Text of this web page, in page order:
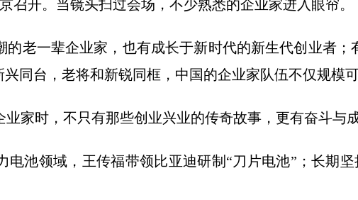
开。当镜头扫过会场，不少熟悉的企业家进入眼帘。
一辈企业家，也有成长于新时代的新生代创业者；
同台，老将和新锐同框，中国的企业家队伍不仅规模可
时，不只有那些创业兴业的传奇故事，更有奋斗与成
领域，王传福带领比亚迪研制“刀片电池”；长期坚